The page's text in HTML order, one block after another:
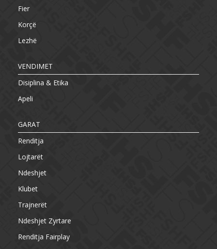
Fier
Korçë
Lezhë
VENDIMET
Disiplina & Etika
Apeli
GARAT
Renditja
Lojtarët
Ndeshjet
Klubet
Trajnerët
Ndeshjet Zyrtare
Renditja Fairplay